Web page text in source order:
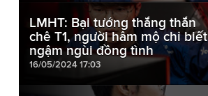
LMHT: Bại tướng thắng thắn
chê T1, người hâm mộ chỉ biết
ngậm ngùi đồng tình
16/05/2024 17:03